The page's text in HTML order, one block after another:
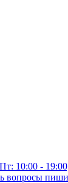
10:00 -
вопросы